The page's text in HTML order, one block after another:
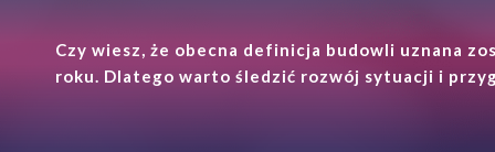
Nowe technologie
JPK CIT
Dlaczego ALTO
Case studies
Czy wiesz, że obecna definicja budowli uznana
roku. Dlatego warto śledzić rozwój sytuacji i